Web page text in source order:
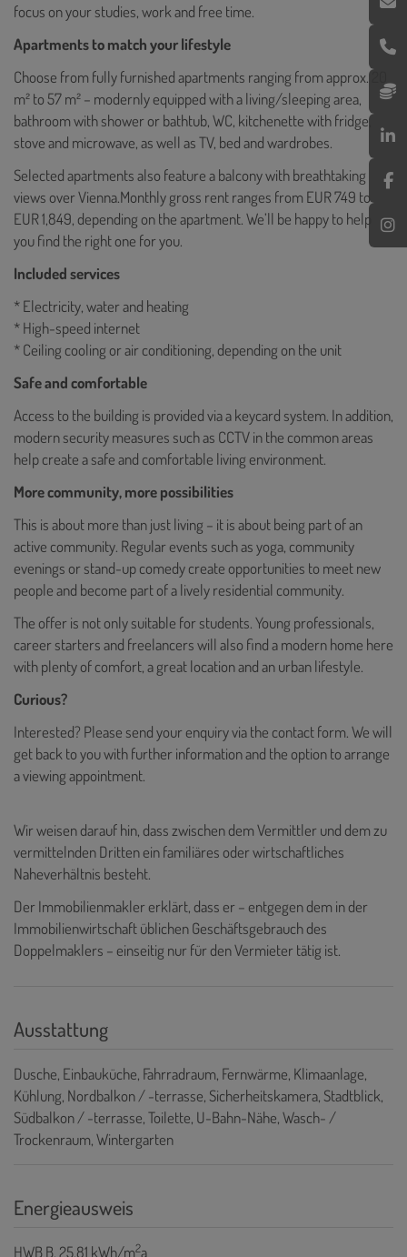
focus on your studies, work and free time.
Apartments to match your lifestyle
Choose from fully furnished apartments ranging from approx. 20
m² to 57 m² – modernly equipped with a living/sleeping area,
bathroom with shower or bathtub, WC, kitchenette with fridge,
stove and microwave, as well as TV, bed and wardrobes.
Selected apartments also feature a balcony with breathtaking
views over Vienna.Monthly gross rent ranges from EUR 749 to
EUR 1,849, depending on the apartment. We’ll be happy to help
you find the right one for you.
Included services
* Electricity, water and heating
* High-speed internet
* Ceiling cooling or air conditioning, depending on the unit
Safe and comfortable
Access to the building is provided via a keycard system. In addition,
modern security measures such as CCTV in the common areas
help create a safe and comfortable living environment.
More community, more possibilities
This is about more than just living – it is about being part of an
active community. Regular events such as yoga, community
evenings or stand-up comedy create opportunities to meet new
people and become part of a lively residential community.
The offer is not only suitable for students. Young professionals,
career starters and freelancers will also find a modern home here
with plenty of comfort, a great location and an urban lifestyle.
Curious?
Interested? Please send your enquiry via the contact form. We will
get back to you with further information and the option to arrange
a viewing appointment.
Wir weisen darauf hin, dass zwischen dem Vermittler und dem zu
vermittelnden Dritten ein familiäres oder wirtschaftliches
Naheverhältnis besteht.
Der Immobilienmakler erklärt, dass er – entgegen dem in der
Immobilienwirtschaft üblichen Geschäftsgebrauch des
Doppelmaklers – einseitig nur für den Vermieter tätig ist.
Ausstattung
Dusche Einbauküche Fahrradraum Fernwärme Klimaanlage
Kühlung Nordbalkon / -terrasse Sicherheitskamera Stadtblick
Südbalkon / -terrasse Toilette U-Bahn-Nähe Wasch- /
Trockenraum Wintergarten
Energieausweis
HWBB, 25.81 kWh/m2a